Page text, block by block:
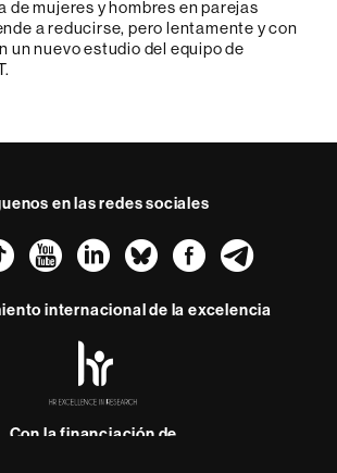
de mujeres y hombres en parejas
a reducirse, pero lentamente y con
un nuevo estudio del equipo de
en las redes sociales
TikTokYouTube
LinkedIn
Bluesky
internacional de la excelencia
-
Con la financiación de